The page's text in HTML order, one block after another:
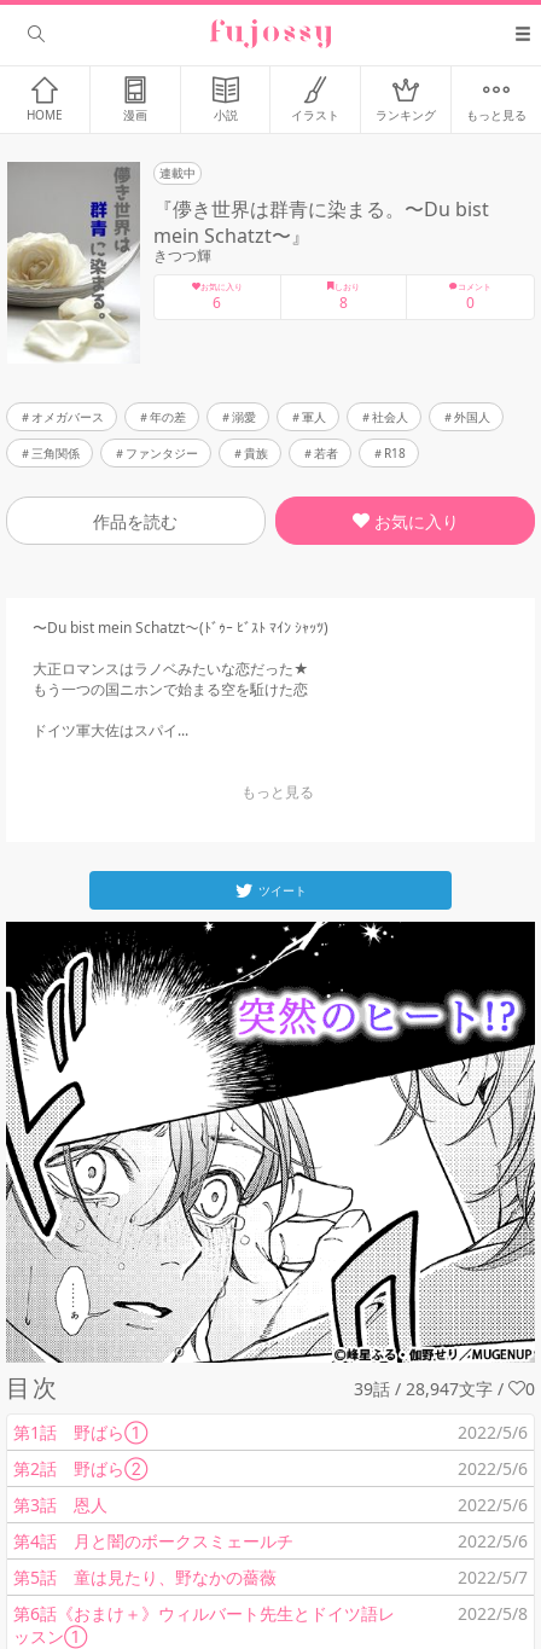
HOME 漫画 小説 イラスト ランキング もっと見る
連載中
『儚き世界は群青に染まる。〜Du bist
mein Schatzt〜』
きつつ輝
お気に入り
6
しおり
8
コメント
0
オメガバース 年の差 溺愛 軍人 社会人 外国人
三角関係 ファンタジー 貴族 若者 R18
作品を読む お気に入り
〜Du bist mein Schatzt〜(ﾄﾞｩｰ ﾋﾞｽﾄ ﾏｲﾝ ｼｬｯﾂ)
大正ロマンスはラノベみたいな恋だった★
もう一つの国ニホンで始まる空を駈けた恋
ドイツ軍大佐はスパイ...
ツイート
目次 39話 / 28,947文字 /
0
第1話 野ばら①
2022/5/6
第2話 野ばら②
2022/5/6
第3話 恩人
2022/5/6
第4話 月と闇のボークスミェールチ
2022/5/6
第5話 童は見たり、野なかの薔薇
2022/5/7
第6話《おまけ＋》ウィルバート先生とドイツ語レ
ッスン①
2022/5/8